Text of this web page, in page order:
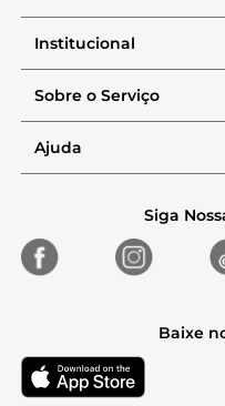
Institucional
Sobre o Serviço
Ajuda
Siga
Baixe